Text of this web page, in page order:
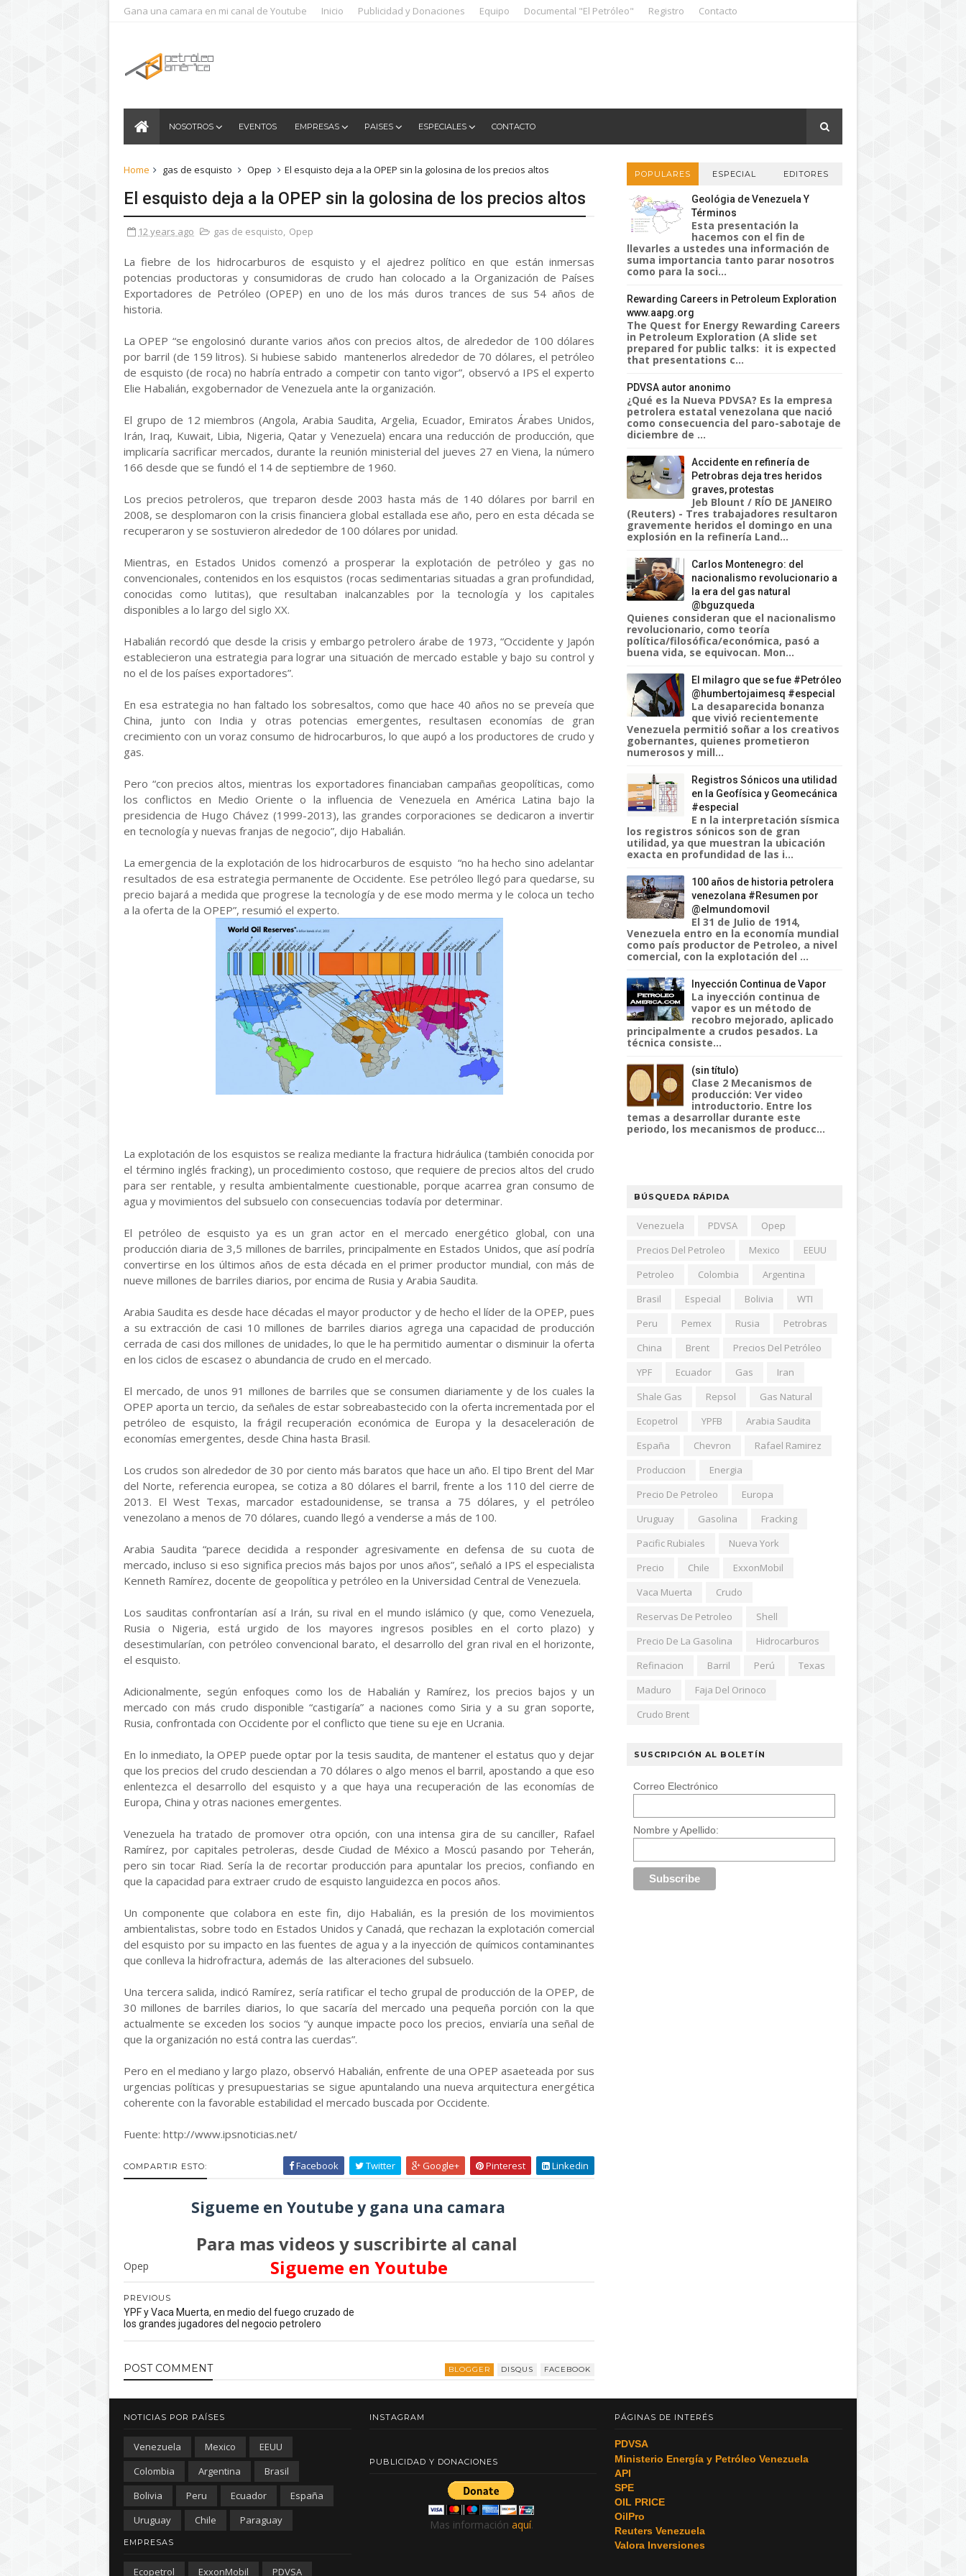
Gana una camara en mi canal de Youtube Inicio Publicidad y Donaciones Equipo Documental "El Petróleo" Registro Contacto
NOSOTROS EVENTOS EMPRESAS PAISES ESPECIALES CONTACTO
Home gas de esquisto Opep El esquisto deja a la OPEP sin la golosina de los precios altos
El esquisto deja a la OPEP sin la golosina de los precios altos
12 years ago gas de esquisto, Opep
La fiebre de los hidrocarburos de esquisto y el ajedrez político en que están inmersas
potencias productoras y consumidoras de crudo han colocado a la Organización de Países
Exportadores de Petróleo (OPEP) en uno de los más duros trances de sus 54 años de
historia.
La OPEP “se engolosinó durante varios años con precios altos, de alrededor de 100 dólares
por barril (de 159 litros). Si hubiese sabido mantenerlos alrededor de 70 dólares, el petróleo
de esquisto (de roca) no habría entrado a competir con tanto vigor”, observó a IPS el experto
Elie Habalián, exgobernador de Venezuela ante la organización.
El grupo de 12 miembros (Angola, Arabia Saudita, Argelia, Ecuador, Emiratos Árabes Unidos,
Irán, Iraq, Kuwait, Libia, Nigeria, Qatar y Venezuela) encara una reducción de producción, que
implicaría sacrificar mercados, durante la reunión ministerial del jueves 27 en Viena, la número
166 desde que se fundó el 14 de septiembre de 1960.
Los precios petroleros, que treparon desde 2003 hasta más de 140 dólares por barril en
2008, se desplomaron con la crisis financiera global estallada ese año, pero en esta década se
recuperaron y se sostuvieron alrededor de 100 dólares por unidad.
Mientras, en Estados Unidos comenzó a prosperar la explotación de petróleo y gas no
convencionales, contenidos en los esquistos (rocas sedimentarias situadas a gran profundidad,
conocidas como lutitas), que resultaban inalcanzables por la tecnología y los capitales
disponibles a lo largo del siglo XX.
Habalián recordó que desde la crisis y embargo petrolero árabe de 1973, “Occidente y Japón
establecieron una estrategia para lograr una situación de mercado estable y bajo su control y
no el de los países exportadores”.
En esa estrategia no han faltado los sobresaltos, como que hace 40 años no se preveía que
China, junto con India y otras potencias emergentes, resultasen economías de gran
crecimiento con un voraz consumo de hidrocarburos, lo que aupó a los productores de crudo y
gas.
Pero “con precios altos, mientras los exportadores financiaban campañas geopolíticas, como
los conflictos en Medio Oriente o la influencia de Venezuela en América Latina bajo la
presidencia de Hugo Chávez (1999-2013), las grandes corporaciones se dedicaron a invertir
en tecnología y nuevas franjas de negocio”, dijo Habalián.
La emergencia de la explotación de los hidrocarburos de esquisto “no ha hecho sino adelantar
resultados de esa estrategia permanente de Occidente. Ese petróleo llegó para quedarse, su
precio bajará a medida que progrese la tecnología y de ese modo merma y le coloca un techo
a la oferta de la OPEP”, resumió el experto.
La explotación de los esquistos se realiza mediante la fractura hidráulica (también conocida por
el término inglés fracking), un procedimiento costoso, que requiere de precios altos del crudo
para ser rentable, y resulta ambientalmente cuestionable, porque acarrea gran consumo de
agua y movimientos del subsuelo con consecuencias todavía por determinar.
El petróleo de esquisto ya es un gran actor en el mercado energético global, con una
producción diaria de 3,5 millones de barriles, principalmente en Estados Unidos, que así podría
convertirse en los últimos años de esta década en el primer productor mundial, con más de
nueve millones de barriles diarios, por encima de Rusia y Arabia Saudita.
Arabia Saudita es desde hace décadas el mayor productor y de hecho el líder de la OPEP, pues
a su extracción de casi 10 millones de barriles diarios agrega una capacidad de producción
cerrada de casi dos millones de unidades, lo que le ha permitido aumentar o disminuir la oferta
en los ciclos de escasez o abundancia de crudo en el mercado.
El mercado, de unos 91 millones de barriles que se consumen diariamente y de los cuales la
OPEP aporta un tercio, da señales de estar sobreabastecido con la oferta incrementada por el
petróleo de esquisto, la frágil recuperación económica de Europa y la desaceleración de
economías emergentes, desde China hasta Brasil.
Los crudos son alrededor de 30 por ciento más baratos que hace un año. El tipo Brent del Mar
del Norte, referencia europea, se cotiza a 80 dólares el barril, frente a los 110 del cierre de
2013. El West Texas, marcador estadounidense, se transa a 75 dólares, y el petróleo
venezolano a menos de 70 dólares, cuando llegó a venderse a más de 100.
Arabia Saudita “parece decidida a responder agresivamente en defensa de su cuota de
mercado, incluso si eso significa precios más bajos por unos años”, señaló a IPS el especialista
Kenneth Ramírez, docente de geopolítica y petróleo en la Universidad Central de Venezuela.
Los sauditas confrontarían así a Irán, su rival en el mundo islámico (y que, como Venezuela,
Rusia o Nigeria, está urgido de los mayores ingresos posibles en el corto plazo) y
desestimularían, con petróleo convencional barato, el desarrollo del gran rival en el horizonte,
el esquisto.
Adicionalmente, según enfoques como los de Habalián y Ramírez, los precios bajos y un
mercado con más crudo disponible “castigaría” a naciones como Siria y a su gran soporte,
Rusia, confrontada con Occidente por el conflicto que tiene su eje en Ucrania.
En lo inmediato, la OPEP puede optar por la tesis saudita, de mantener el estatus quo y dejar
que los precios del crudo desciendan a 70 dólares o algo menos el barril, apostando a que eso
enlentezca el desarrollo del esquisto y a que haya una recuperación de las economías de
Europa, China y otras naciones emergentes.
Venezuela ha tratado de promover otra opción, con una intensa gira de su canciller, Rafael
Ramírez, por capitales petroleras, desde Ciudad de México a Moscú pasando por Teherán,
pero sin tocar Riad. Sería la de recortar producción para apuntalar los precios, confiando en
que la capacidad para extraer crudo de esquisto languidezca en pocos años.
Un componente que colabora en este fin, dijo Habalián, es la presión de los movimientos
ambientalistas, sobre todo en Estados Unidos y Canadá, que rechazan la explotación comercial
del esquisto por su impacto en las fuentes de agua y a la inyección de químicos contaminantes
que conlleva la hidrofractura, además de las alteraciones del subsuelo.
Una tercera salida, indicó Ramírez, sería ratificar el techo grupal de producción de la OPEP, de
30 millones de barriles diarios, lo que sacaría del mercado una pequeña porción con la que
actualmente se exceden los socios “y aunque impacte poco los precios, enviaría una señal de
que la organización no está contra las cuerdas”.
Pero en el mediano y largo plazo, observó Habalián, enfrente de una OPEP asaeteada por sus
urgencias políticas y presupuestarias se sigue apuntalando una nueva arquitectura energética
coherente con la favorable estabilidad el mercado buscada por Occidente.
Fuente: http://www.ipsnoticias.net/
COMPARTIR ESTO: Facebook Twitter Google+ Pinterest Linkedin
Sigueme en Youtube y gana una camara
Para mas videos y suscribirte al canal
Sigueme en Youtube
Opep
PREVIOUS
YPF y Vaca Muerta, en medio del fuego cruzado de
los grandes jugadores del negocio petrolero
POST COMMENT BLOGGER DISQUS FACEBOOK
POPULARES ESPECIAL EDITORES
Geológia de Venezuela Y
Términos
Esta presentación la
hacemos con el fin de
llevarles a ustedes una información de
suma importancia tanto parar nosotros
como para la soci...
Rewarding Careers in Petroleum Exploration
www.aapg.org
The Quest for Energy Rewarding Careers
in Petroleum Exploration (A slide set
prepared for public talks: it is expected
that presentations c...
PDVSA autor anonimo
¿Qué es la Nueva PDVSA? Es la empresa
petrolera estatal venezolana que nació
como consecuencia del paro-sabotaje de
diciembre de ...
Accidente en refinería de
Petrobras deja tres heridos
graves, protestas
Jeb Blount / RÍO DE JANEIRO
(Reuters) - Tres trabajadores resultaron
gravemente heridos el domingo en una
explosión en la refinería Land...
Carlos Montenegro: del
nacionalismo revolucionario a
la era del gas natural
@bguzqueda
Quienes consideran que el nacionalismo
revolucionario, como teoría
política/filosófica/económica, pasó a
buena vida, se equivocan. Mon...
El milagro que se fue #Petróleo
@humbertojaimesq #especial
La desaparecida bonanza
que vivió recientemente
Venezuela permitió soñar a los creativos
gobernantes, quienes prometieron
numerosos y mill...
Registros Sónicos una utilidad
en la Geofísica y Geomecánica
#especial
E n la interpretación sísmica
los registros sónicos son de gran
utilidad, ya que muestran la ubicación
exacta en profundidad de las i...
100 años de historia petrolera
venezolana #Resumen por
@elmundomovil
El 31 de Julio de 1914,
Venezuela entro en la economía mundial
como país productor de Petroleo, a nivel
comercial, con la explotación del ...
Inyección Continua de Vapor
La inyección continua de
vapor es un método de
recobro mejorado, aplicado
principalmente a crudos pesados. La
técnica consiste...
(sin título)
Clase 2 Mecanismos de
producción: Ver video
introductorio. Entre los
temas a desarrollar durante este
periodo, los mecanismos de producc...
BÚSQUEDA RÁPIDA
Venezuela PDVSA
Opep
Precios Del Petroleo
Mexico
EEUU
Petroleo
Colombia
Argentina
Brasil
Especial Bolivia
WTI
Peru
Pemex Rusia
Petrobras
China
Brent
Precios Del Petróleo
YPF
Ecuador Gas
Iran
Shale Gas
Repsol
Gas Natural
Ecopetrol
YPFB
Arabia Saudita
España
Chevron
Rafael Ramirez
Produccion
Energia
Precio De Petroleo
Europa
Uruguay
Gasolina
Fracking
Pacific Rubiales
Nueva York
Precio
Chile
ExxonMobil
Vaca Muerta
Crudo
Reservas De Petroleo
Shell
Precio De La Gasolina
Hidrocarburos
Refinacion
Barril Perú
Texas
Maduro
Faja Del Orinoco
Crudo Brent
SUSCRIPCIÓN AL BOLETÍN
Correo Electrónico
Nombre y Apellido:
NOTICIAS POR PAÍSES
Venezuela Mexico
EEUU
Colombia
Argentina
Brasil
Bolivia
Peru Ecuador
España
Uruguay
Chile Paraguay
EMPRESAS
Ecopetrol ExxonMobil PDVSA
INSTAGRAM
PUBLICIDAD Y DONACIONES
Mas información aquí.
PÁGINAS DE INTERÉS
PDVSA
Ministerio Energía y Petróleo Venezuela
API
SPE
OIL PRICE
OilPro
Reuters Venezuela
Valora Inversiones